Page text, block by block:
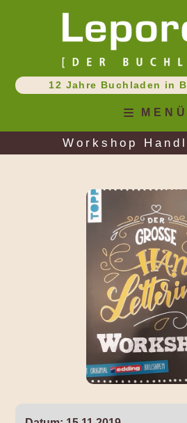
12 Jahre Buchladen in
MENÜ
Workshop